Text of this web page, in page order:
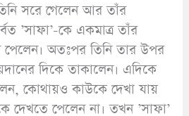
সরে গেলেন আর তাঁর
’সাফা’-কে একমাত্র তাঁর
পেলেন। অতঃপর তিনি তার উপর
দিকে তাকালেন। এদিকে
কোথায়ও কাউকে দেখা যায়
দেখতে পেলেন না। তখন ’সাফা’